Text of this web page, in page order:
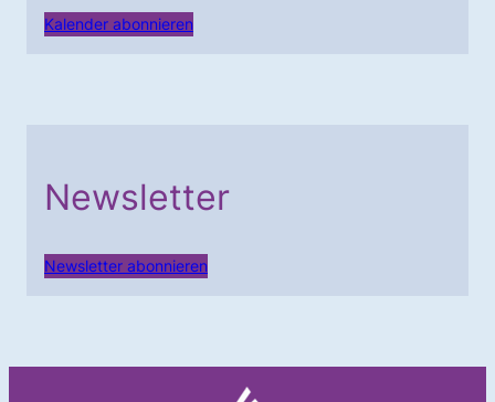
Kalender abonnieren
Newsletter
Newsletter abonnieren